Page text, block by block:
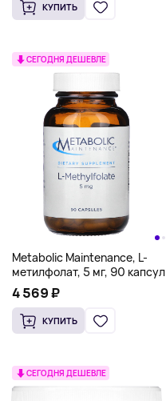
КУПИТЬ
СЕГОДНЯ ДЕШЕВЛЕ
Metabolic Maintenance, L-
метилфолат, 5 мг, 90 капсул
4 569 ₽
КУПИТЬ
СЕГОДНЯ ДЕШЕВЛЕ